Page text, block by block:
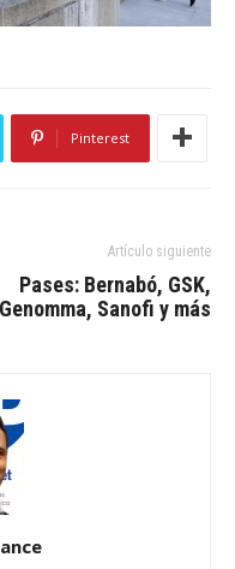
Pinterest
Artículo siguiente
Pases: Bernabó, GSK,
Genomma, Sanofi y más